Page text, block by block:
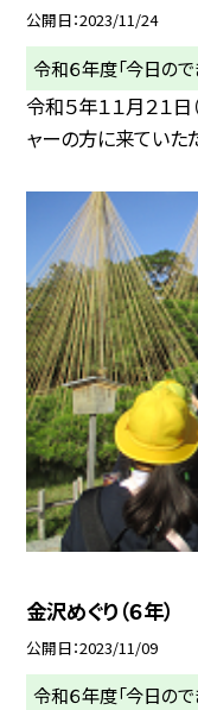
公開日 2023/11/24
令和６年度「今日ので
令和５年１１月２１日
ャーの方に来ていた
金沢めぐり（６年）
公開日 2023/11/09
令和６年度「今日ので